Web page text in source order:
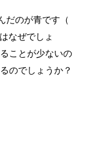
だのが青です（
なぜでしょ
ことが少ないの
のでしょうか？